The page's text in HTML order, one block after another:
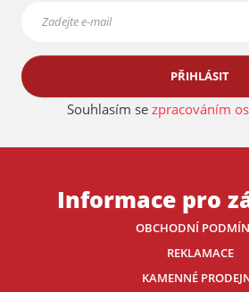
PŘIHLÁSIT
Souhlasím se zpracováním
Informace pro
OBCHODNÍ
REKLAMACE
KAMENNÉ